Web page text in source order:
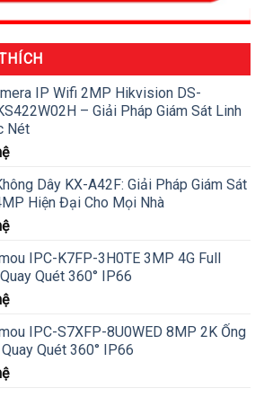
IP Wifi 2MP Hikvision DS-
– Giải Pháp Giám Sát Linh
Nét
Dây KX-A42F: Giải Pháp Giám Sát
Hiện Đại Cho Mọi Nhà
IPC-K7FP-3H0TE 3MP 4G Full
Quét 360° IP66
IPC-S7XFP-8U0WED 8MP 2K Ống
Quét 360° IP66